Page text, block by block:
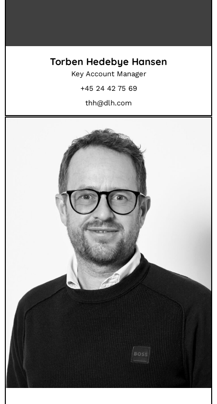
Torben Hedebye Hansen
Key Account Manager
+45 24 42 75 69
thh@dlh.com